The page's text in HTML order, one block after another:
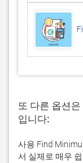
또 다른 옵션
입니다:
사용 Find
서 실제로 매우